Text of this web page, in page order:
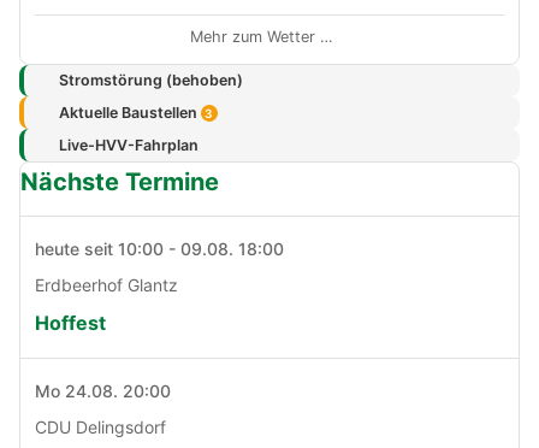
Mehr zum Wetter …
Stromstörung (behoben)
Aktuelle Baustellen 3
Live-HVV-Fahrplan
Nächste Termine
heute seit 10:00 - 09.08. 18:00
Erdbeerhof Glantz
Hoffest
Mo 24.08. 20:00
CDU Delingsdorf